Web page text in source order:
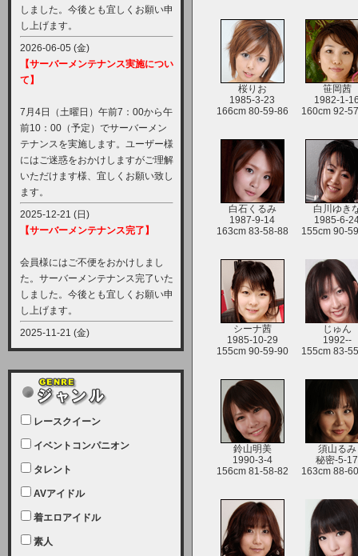
しました。今後とも宜しくお願い申
し上げます。
2026-06-05 (金)
【サーバーメンテナンス実施につい
て】
7月4日（土曜日）午前7：00から午
前10：00（予定）でサーバーメン
テナンスを実施します。ユーザー様
にはご迷惑をおかけしますがご理解
いただけます様、宜しくお願い致し
ます。
2025-12-21 (日)
【サーバーメンテナンス完了】
会員様にはご不便をおかけしまし
た。サーバーメンテナンス完了いた
しました。今後とも宜しくお願い申
し上げます。
2025-11-21 (金)
【サーバーメンテナンス実施につい
12月21日（日曜日）午前9：00か
ら午前11：00（予定）でサーバー
メンテナンスを実施します。ユーザ
ー様にはご迷惑をおかけしますがご
理解いただけます様、宜しくお願い
致します。
2025-07-05 (土)
【サーバーメンテナンス完了のお知
レースクイーン
イベントコンパニオン
タレント
AVアイドル
着エロアイドル
素人
桜りお
1985-3-23
166cm 80-59-86
笹岡茜
1982-1-
160cm 92-
白石くるみ
1987-9-14
163cm 83-58-88
白川ゆき
1985-6-
155cm 90-
シーナ茜
1985-10-29
155cm 90-59-90
じゅん
1992--
155cm 83-
鈴山明美
1990-3-4
156cm 81-58-82
須山るみ
秘密-5-17
163cm 88-